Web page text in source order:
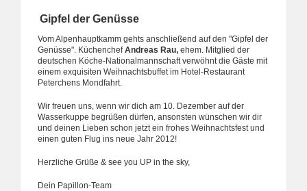
Gipfel der Genüsse
Vom Alpenhauptkamm gehts anschließend auf den "Gipfel der
Genüsse". KüchenchefAndreas Rau, ehem. Mitglied der
deutschen Köche-Nationalmannschaft verwöhnt die Gäste mit
einem exquisiten Weihnachtsbuffet im Hotel-Restaurant
Peterchens Mondfahrt.
Wir freuen uns, wenn wir dich am 10. Dezember auf der
Wasserkuppe begrüßen dürfen, ansonsten wünschen wir dir
und deinen Lieben schon jetzt ein frohes Weihnachtsfest und
einen guten Flug ins neue Jahr 2012!
Herzliche Grüße & see you UP in the sky,
Dein Papillon-Team